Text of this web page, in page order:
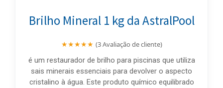
Brilho Mineral 1 kg da AstralPool
★★★★★ (3 Avaliação de cliente)
é um restaurador de brilho para piscinas que utiliza
sais minerais essenciais para devolver o aspecto
cristalino à água. Este produto químico equilibrado